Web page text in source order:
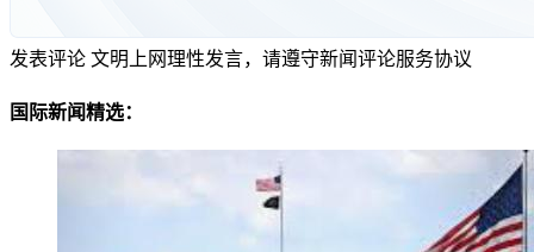
发表评论 文明上网理性发言，请遵守新闻评论服务协议
国际新闻精选：